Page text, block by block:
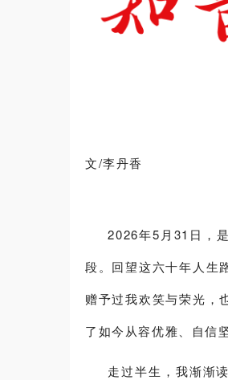
文/李丹香
2026年5月31日，是
段。回望这六十年人生
赠予过我欢笑与荣光，
了如今从容优雅、自信
走过半生，我渐渐读